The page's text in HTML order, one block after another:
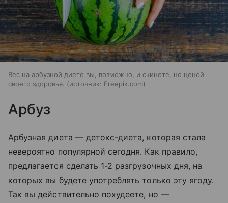
Вес на арбузной диете вы, возможно, и скинете, но ценой
своего здоровья.
источник: Freepik.com
Арбуз
Арбузная диета — детокс-диета, которая стала
невероятно популярной сегодня. Как правило,
предлагается сделать 1-2 разгрузочных дня, на
которых вы будете употреблять только эту ягоду.
Так вы действительно похудеете, но —